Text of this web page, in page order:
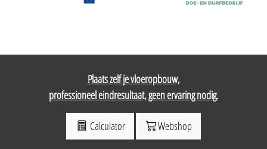
Plaats zelf je vloeropbouw,
professioneel eindresultaat, geen ervaring nodig.
Calculator Webshop